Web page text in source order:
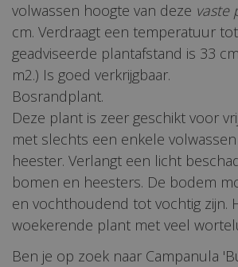
volwassen hoogte van deze vaste
cm. Verdraagt een temperatuur tot
geadviseerde plantafstand is 33
m2.) Is goed verkrijgbaar.
Bosrandplant.
Deze plant is zeer geschikt voor
met slechts een enkele
heester. Verlangt een licht
bomen en heesters. De bodem
en vochthoudend tot vochtig zijn.
woekerende plant met veel
Ben je op zoek naar Campanula